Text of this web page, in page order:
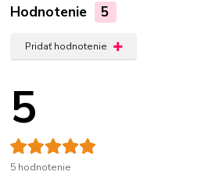
Hodnotenie 5
Pridať hodnotenie
5
5 hodnotenie